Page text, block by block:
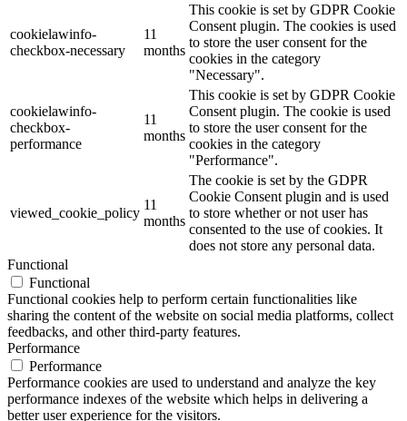
cookielawinfo-
checkbox-necessary
11
months
This cookie is set by GDPR Cookie
Consent plugin. The cookies is used
to store the user consent for the
cookies in the category
"Necessary".
cookielawinfo-
checkbox-
performance
11
months
This cookie is set by GDPR Cookie
Consent plugin. The cookie is used
to store the user consent for the
cookies in the category
"Performance".
viewed_cookie_policy
11
months
The cookie is set by the GDPR
Cookie Consent plugin and is used
to store whether or not user has
consented to the use of cookies. It
does not store any personal data.
Functional
Functional
Functional cookies help to perform certain functionalities like
sharing the content of the website on social media platforms, collect
feedbacks, and other third-party features.
Performance
Performance
Performance cookies are used to understand and analyze the key
performance indexes of the website which helps in delivering a
better user experience for the visitors.